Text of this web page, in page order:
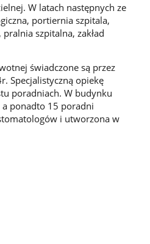
W latach następnych ze
portiernia szpitala,
szpitalna, zakład
świadczone są przez
Specjalistyczną opiekę
poradniach. W budynku
ponadto 15 poradni
i utworzona w